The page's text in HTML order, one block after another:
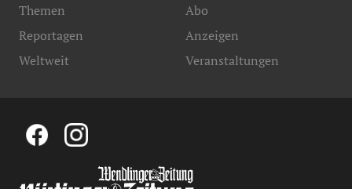
Themen
Reportagen
Weltweit
Abo
Anzeigen
Veranstaltungen